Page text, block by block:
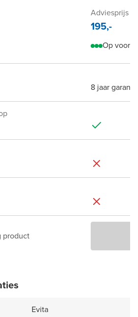
Adviesprijs
195,-
Op
8 jaar
product
Evita